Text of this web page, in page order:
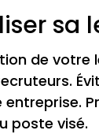
sa
de
entreprise.
poste visé.